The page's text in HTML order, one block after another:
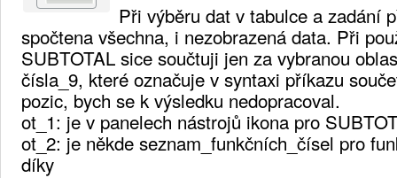
Při výběru dat v tabulce a zadání
spočtena všechna, i nezobrazená data. Při
SUBTOTAL sice součtuji jen za vybranou
čísla_9, které označuje v syntaxi příkazu
pozic, bych se k výsledku nedopracoval.
ot_1: je v panelech nástrojů ikona pro
ot_2: je někde seznam_funkčních_čísel pro
díky